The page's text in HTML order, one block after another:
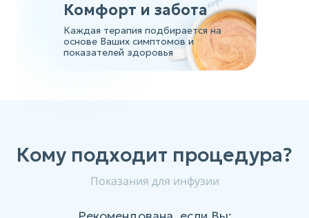
Комфорт и забота
Каждая терапия подбирается на
основе Ваших симптомов и
показателей здоровья
Кому подходит процедура?
Показания для инфузии